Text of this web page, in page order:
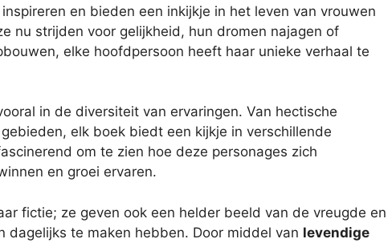
en bieden een inkijkje in het leven van vrouwen
nu strijden voor gelijkheid, hun dromen najagen of
elke hoofdpersoon heeft haar unieke verhaal te
in de diversiteit van ervaringen. Van hectische
elk boek biedt een kijkje in verschillende
om te zien hoe deze personages zich
en groei ervaren.
fictie; ze geven ook een helder beeld van de vreugde en
dagelijks te maken hebben. Door middel van levendige